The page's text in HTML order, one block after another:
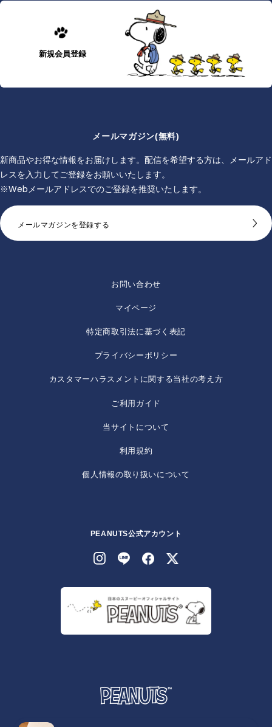
新規会員登録
メールマガジン(無料)
新商品やお得な情報をお届けします。配信を希望する方は、メールアド
レスを入力してご登録をお願いいたします。
※Webメールアドレスでのご登録を推奨いたします。
メールマガジンを登録する
お問い合わせ
マイページ
特定商取引法に基づく表記
プライバシーポリシー
カスタマーハラスメントに関する当社の考え方
ご利用ガイド
当サイトについて
利用規約
個人情報の取り扱いについて
PEANUTS公式アカウント